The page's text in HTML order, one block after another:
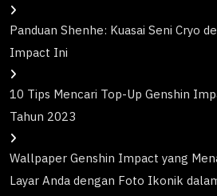
Panduan Shenhe: Kuasai Seni Cryo
Impact Ini
10 Tips Mencari Top-Up Genshin
Tahun 2023
Wallpaper Genshin Impact yang
Layar Anda dengan Foto Ikonik